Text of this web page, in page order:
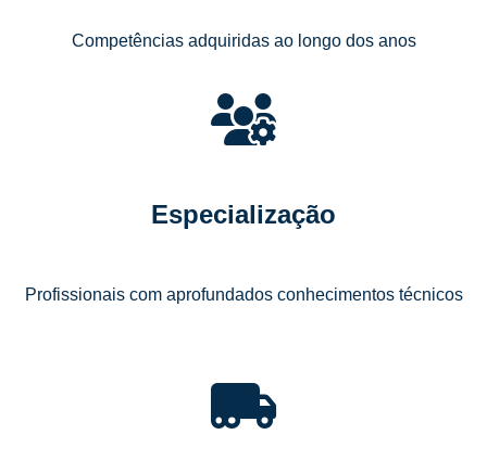
Competências adquiridas ao longo dos anos
Especialização
Profissionais com aprofundados conhecimentos técnicos